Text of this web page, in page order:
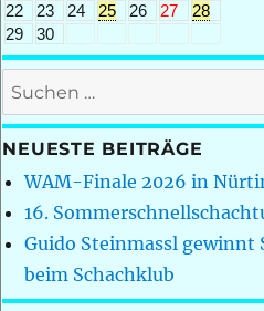
22
23 24 25 26 27
28
29
30
Suchen
nach:
NEUESTE BEITRÄGE
WAM-Finale 2026 in
16.
Guido Steinmassl
beim Schachklub